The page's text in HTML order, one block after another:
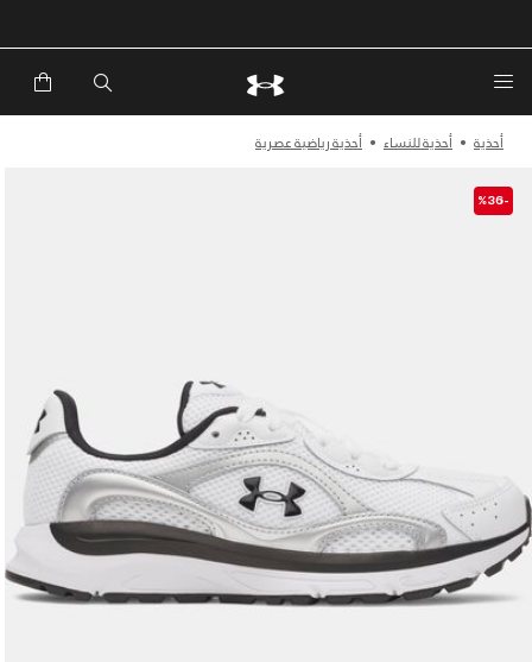
أحذية أحذية للنساء أحذية رياضية عصرية
-%36